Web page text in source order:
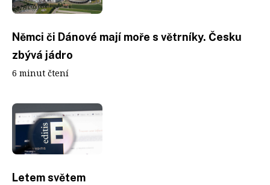
Němci či Dánové mají moře s větrníky. Česku
zbývá jádro
6 minut čtení
Letem světem